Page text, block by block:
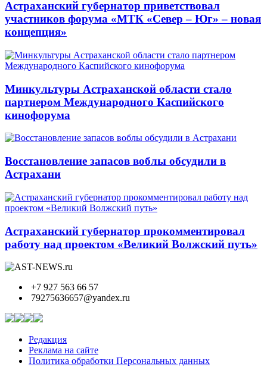
Астраханский губернатор приветствовал
участников форума «МТК «Север – Юг» – новая
концепция»
Минкультуры Астраханской области стало
партнером Международного Каспийского
кинофорума
Восстановление запасов воблы обсудили в
Астрахани
Астраханский губернатор прокомментировал
работу над проектом «Великий Волжский путь»
+7 927 563 66 57
79275636657@yandex.ru
Редакция
Реклама на сайте
Политика обработки Персональных данных